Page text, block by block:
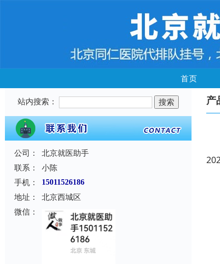
首页
站内搜索：
公司：
北京就医助手
联系：
小陈
手机：
15011526186
地址：
北京西城区
微信：
产